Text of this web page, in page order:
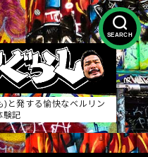
SEARCH
と発する愉快なベルリン
験記